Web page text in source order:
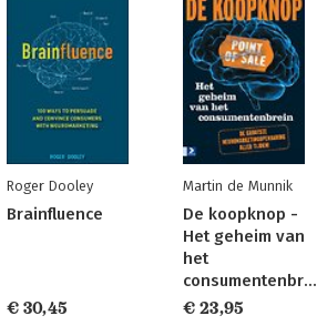
Roger Dooley
Brainfluence
€ 30,45
Martin de Munnik
De koopknop -
Het geheim van
het
consumentenbrein
€ 23,95